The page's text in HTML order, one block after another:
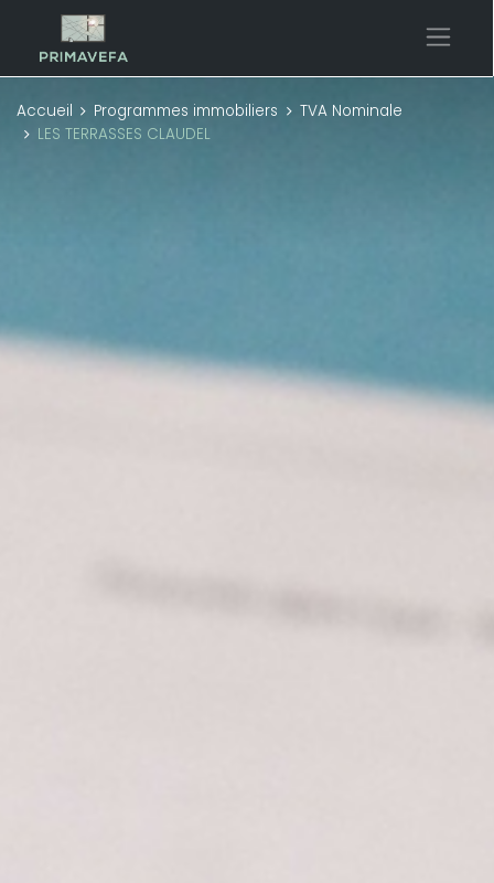
Accueil Programmes immobiliers
TVA Nominale
LES TERRASSES CLAUDEL